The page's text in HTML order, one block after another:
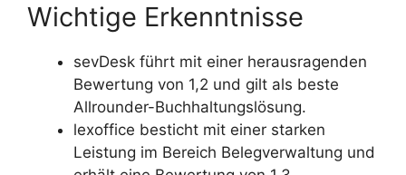
Wichtige Erkenntnisse
sevDesk führt mit einer herausragenden
Bewertung von 1,2 und gilt als beste
Allrounder-Buchhaltungslösung.
lexoffice besticht mit einer starken
Leistung im Bereich Belegverwaltung und